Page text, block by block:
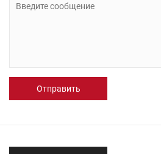
Отправить